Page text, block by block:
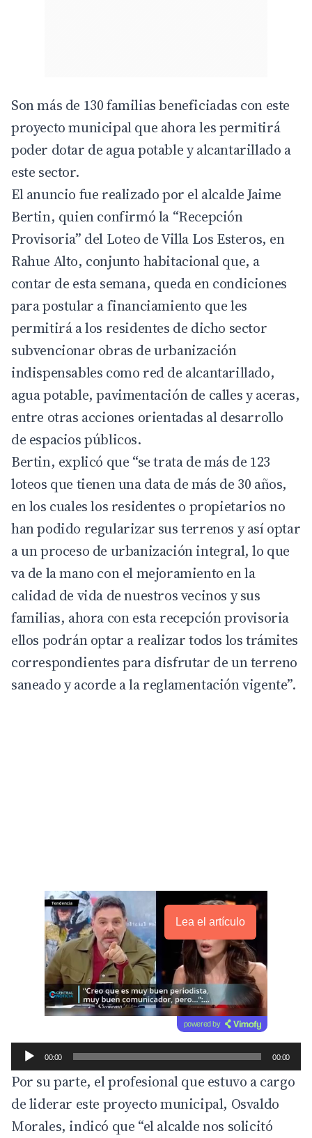
Son más de 130 familias beneficiadas con este
proyecto municipal que ahora les permitirá
poder dotar de agua potable y alcantarillado a
este sector.
El anuncio fue realizado por el alcalde Jaime
Bertin, quien confirmó la “Recepción
Provisoria” del Loteo de Villa Los Esteros, en
Rahue Alto, conjunto habitacional que, a
contar de esta semana, queda en condiciones
para postular a financiamiento que les
permitirá a los residentes de dicho sector
subvencionar obras de urbanización
indispensables como red de alcantarillado,
agua potable, pavimentación de calles y aceras,
entre otras acciones orientadas al desarrollo
de espacios públicos.
Bertin, explicó que “se trata de más de 123
loteos que tienen una data de más de 30 años,
en los cuales los residentes o propietarios no
han podido regularizar sus terrenos y así optar
a un proceso de urbanización integral, lo que
va de la mano con el mejoramiento en la
calidad de vida de nuestros vecinos y sus
familias, ahora con esta recepción provisoria
ellos podrán optar a realizar todos los trámites
correspondientes para disfrutar de un terreno
saneado y acorde a la reglamentación vigente”.
Lea el artículo
powered by
Reproductor
de
Audio
00:00 00:00
Por su parte, el profesional que estuvo a cargo
de liderar este proyecto municipal, Osvaldo
Morales, indicó que “el alcalde nos solicitó
Reproductor
de
Audio
Reproductor
de
Audio